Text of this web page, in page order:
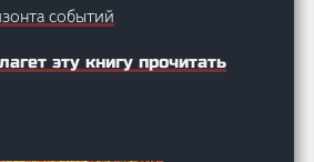
событий
эту книгу прочитать